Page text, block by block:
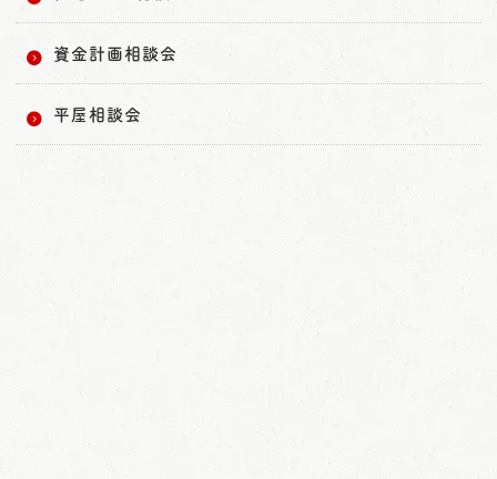
資金計画相談会
平屋相談会